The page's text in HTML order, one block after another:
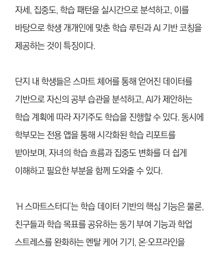
자세, 집중도, 학습 패턴을 실시간으로 분석하고, 이를
바탕으로 학생 개개인에 맞춘 학습 루틴과 AI 기반 코칭을
제공하는 것이 특징이다.
단지 내 학생들은 스마트 체어를 통해 얻어진 데이터를
기반으로 자신의 공부 습관을 분석하고, AI가 제안하는
학습 계획에 따라 자기주도 학습을 진행할 수 있다. 동시에
학부모는 전용 앱을 통해 시각화된 학습 리포트를
받아보며, 자녀의 학습 흐름과 집중도 변화를 더 쉽게
이해하고 필요한 부분을 함께 도와줄 수 있다.
‘H 스마트스터디’는 학습 데이터 기반의 핵심 기능은 물론,
친구들과 학습 목표를 공유하는 동기 부여 기능과 학업
스트레스를 완화하는 멘탈 케어 기기, 온·오프라인을